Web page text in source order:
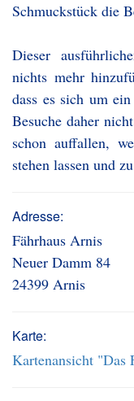
Schmuckstück die
Dieser
nichts mehr
dass es sich um
Besuche daher
schon auffallen,
stehen lassen und
Adresse:
Fährhaus Arnis
Neuer Damm 84
24399 Arnis
Karte:
Kartenansicht "Das